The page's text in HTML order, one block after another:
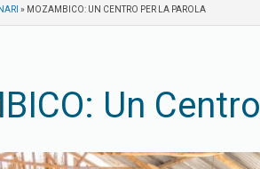
» MOZAMBICO: UN CENTRO PER LA PAROLA
Un